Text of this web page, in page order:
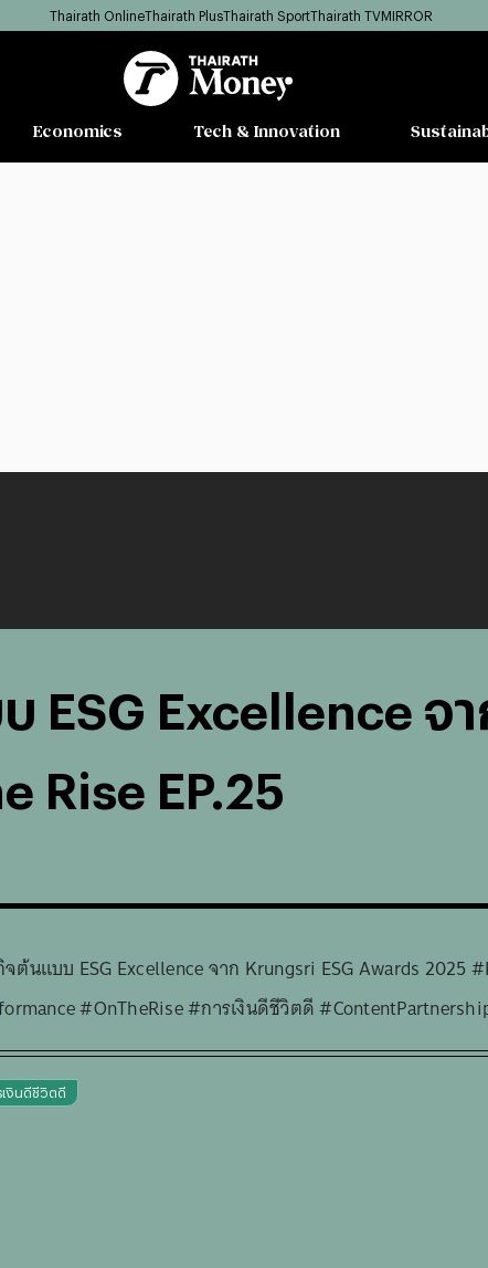
Thairath OnlineThairath PlusThairath SportThairath TVMIRROR
Economics Tech & Innovation
Excellence จ
Rise EP.25
นแบบ ESG Excellence จาก Krungsri ESG Awards 2025
#OnTheRise #การเงินดีชีวิตดี
เงินดีชีวิตดี